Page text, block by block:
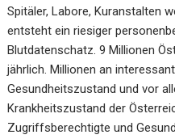
Spitäler, Labore, Kuranstalten
entsteht ein riesiger
Blutdatenschatz. 9 Millionen
jährlich. Millionen an
Gesundheitszustand und vor
Krankheitszustand der
Zugriffsberechtigte und